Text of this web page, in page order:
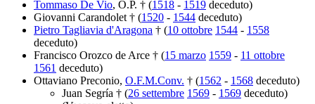
Tommaso De Vio, O.P. † (1518 - 1519 deceduto)
Giovanni Carandolet † (1520 - 1544 deceduto)
Pietro Tagliavia d'Aragona † (10 ottobre 1544 - 1558
deceduto)
Francisco Orozco de Arce † (15 marzo 1559 - 11 ottobre
1561 deceduto)
Ottaviano Preconio, O.F.M.Conv. † (1562 - 1568 deceduto)
Juan Segría † (26 settembre 1569 - 1569 deceduto)